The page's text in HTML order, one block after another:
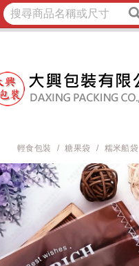
LINE詢問
輕食包裝 糖果袋 糯米船袋
會員註冊
忘記密碼
匯款通知
獨家商品 耐熱內襯